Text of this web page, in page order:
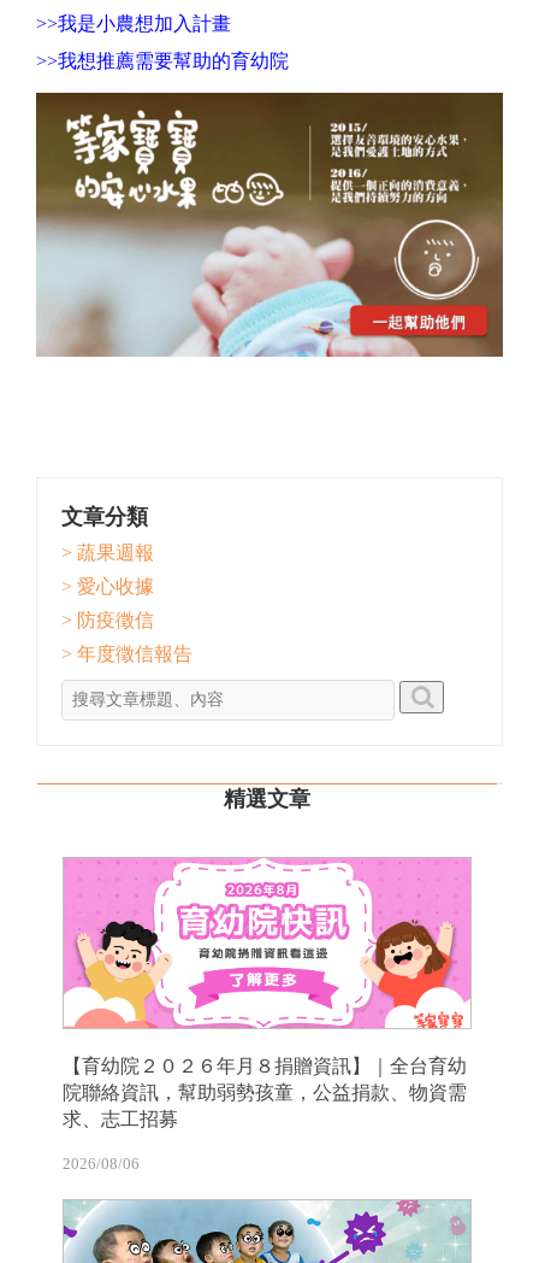
>>我是小農想加入計畫
>>我想推薦需要幫助的育幼院
文章分類
> 蔬果週報
> 愛心收據
> 防疫徵信
> 年度徵信報告
精選文章
【育幼院２０２６年月８捐贈資訊】｜全台育幼
院聯絡資訊，幫助弱勢孩童，公益捐款、物資需
求、志工招募
2026/08/06